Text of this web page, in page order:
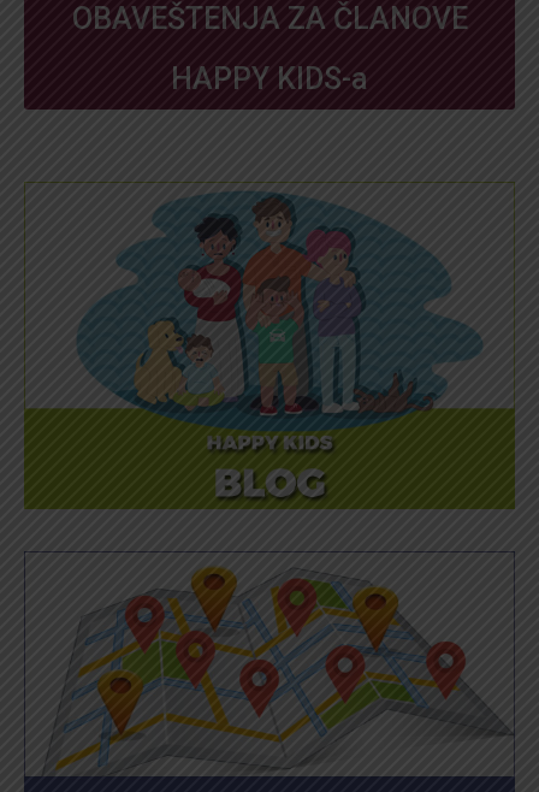
OBAVEŠTENJA ZA ČLANOVE
HAPPY KIDS-a